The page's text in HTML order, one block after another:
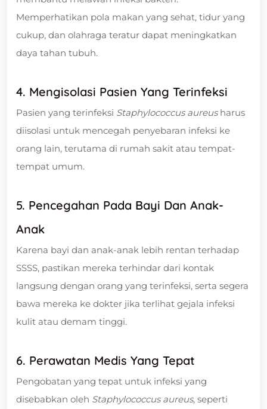
Memperhatikan pola makan yang sehat, tidur yang
cukup, dan olahraga teratur dapat meningkatkan
daya tahan tubuh.
4. Mengisolasi Pasien Yang Terinfeksi
Pasien yang terinfeksi Staphylococcus aureusharus
diisolasi untuk mencegah penyebaran infeksi ke
orang lain, terutama di rumah sakit atau tempat-
tempat umum.
5. Pencegahan Pada Bayi Dan Anak-
Anak
Karena bayi dan anak-anak lebih rentan terhadap
SSSS, pastikan mereka terhindar dari kontak
langsung dengan orang yang terinfeksi, serta segera
bawa mereka ke dokter jika terlihat gejala infeksi
kulit atau demam tinggi.
6. Perawatan Medis Yang Tepat
Pengobatan yang tepat untuk infeksi yang
disebabkan oleh Staphylococcus aureus, seperti